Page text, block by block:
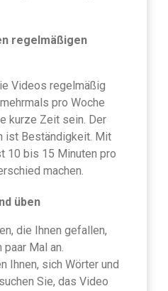
regelmäßigen
Videos regelmäßig
pro Woche
kurze Zeit sein. Der
ist Beständigkeit. Mit
10 bis 15 Minuten pro
machen.
üben
die Ihnen gefallen,
Mal an.
Ihnen, sich Wörter und
Sie, das Video